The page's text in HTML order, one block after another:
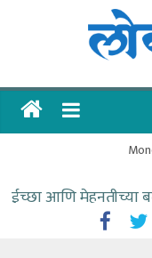
ताज्या
ईच्छा आणि मेहनतीच्या